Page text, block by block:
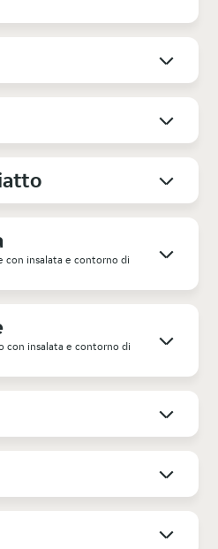
con insalata e contorno di
con insalata e contorno di